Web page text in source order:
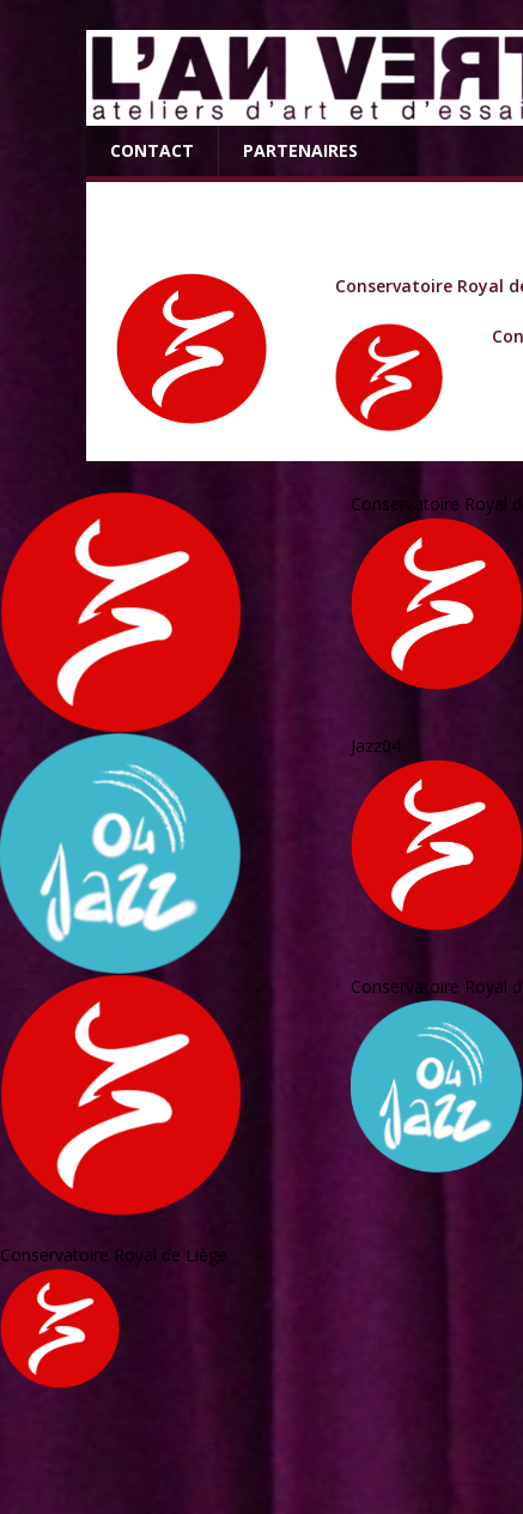
CONTACT PARTENAIRES
Conservatoire Royal
Conservatoire Royal
Jazz04
Conservatoire Royal
Conservatoire Royal de Liège